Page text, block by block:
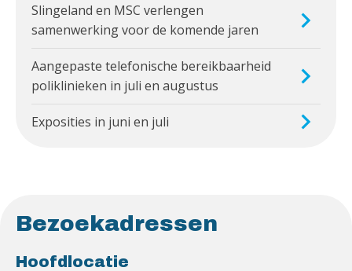
Slingeland en MSC verlengen
samenwerking voor de komende jaren
Aangepaste telefonische bereikbaarheid
poliklinieken in juli en augustus
Exposities in juni en juli
Bezoekadressen
Hoofdlocatie